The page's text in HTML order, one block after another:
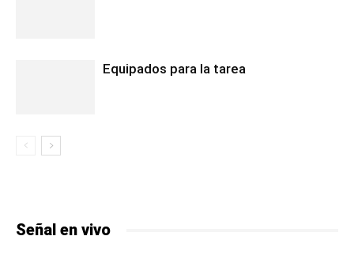
Equipados para la tarea
Señal en vivo